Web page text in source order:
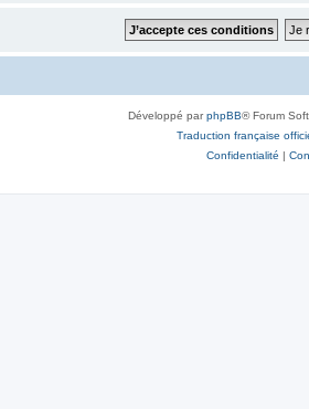
Développé parphpBB® Forum
Traduction française
Confidentialité |